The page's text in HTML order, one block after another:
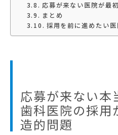
応募が来ない医院が最
まとめ
採用を前に進めたい医
応募が来ない本
歯科医院の採用
造的問題